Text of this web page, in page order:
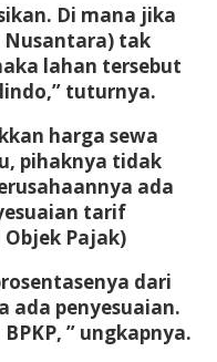
Di mana jika
Nusantara) tak
lahan tersebut
tuturnya.
harga sewa
pihaknya tidak
ada
tarif
Objek Pajak)
dari
ada penyesuaian.
” ungkapnya.